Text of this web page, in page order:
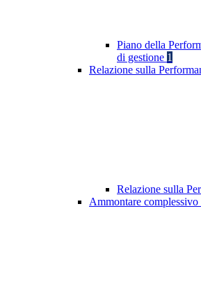
Piano della
di gestione 1
Relazione sulla
Relazione sulla
Ammontare complessivo